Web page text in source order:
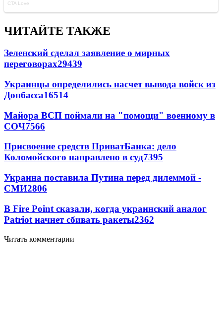
ЧИТАЙТЕ ТАКЖЕ
Зеленский сделал заявление о мирных
переговорах29439
Украинцы определились насчет вывода войск из
Донбасса16514
Майора ВСП поймали на "помощи" военному в
СОЧ7566
Присвоение средств ПриватБанка: дело
Коломойского направлено в суд7395
Украина поставила Путина перед дилеммой -
СМИ2806
В Fire Point сказали, когда украинский аналог
Patriot начнет сбивать ракеты2362
Читать комментарии